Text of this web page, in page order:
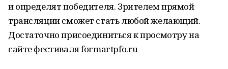
и определят победителя. Зрителем прямой
трансляции сможет стать любой желающий.
Достаточно присоединиться к просмотру на
сайте фестиваля formartpfo.ru